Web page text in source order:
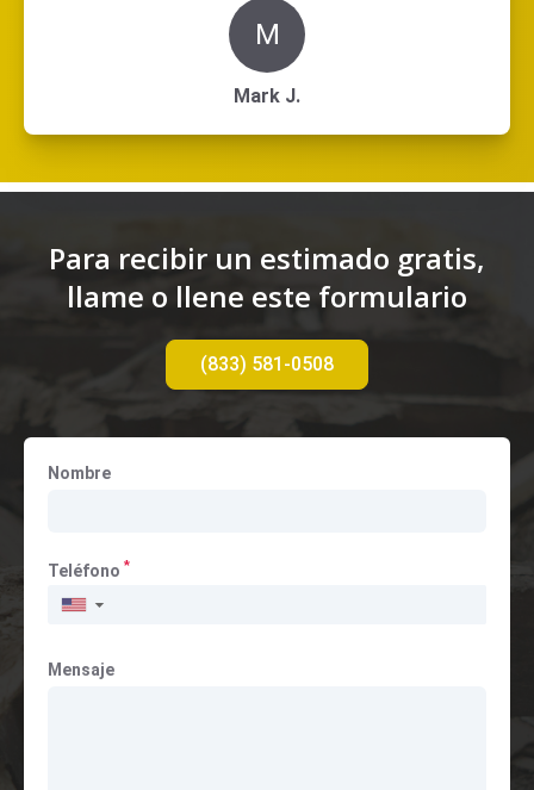
M
Mark J.
Para recibir un estimado gratis,
llame o llene este formulario
(833) 581-0508
Nombre
Teléfono *
▼
Mensaje